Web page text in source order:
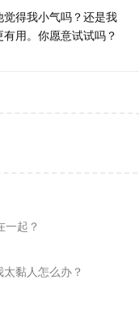
得我小气吗？还是我
用。你愿意试试吗？
起？
黏人怎么办？